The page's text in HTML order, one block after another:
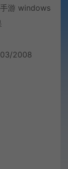
游 windows
2008